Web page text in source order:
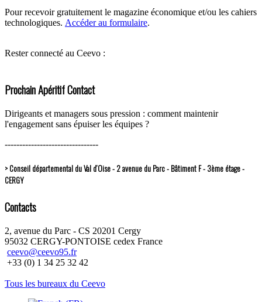
Pour recevoir gratuitement le magazine économique et/ou les cahiers
technologiques. Accéder au formulaire.
Rester connecté au Ceevo :
Prochain Apéritif Contact
Dirigeants et managers sous pression : comment maintenir
l'engagement sans épuiser les équipes ?
--------------------------------
> Conseil départemental du Val d’Oise - 2 avenue du Parc - Bâtiment F - 3ème étage -
CERGY
Contacts
2, avenue du Parc - CS 20201 Cergy
95032 CERGY-PONTOISE cedex France
ceevo@ceevo95.fr
+33 (0) 1 34 25 32 42
Tous les bureaux du Ceevo